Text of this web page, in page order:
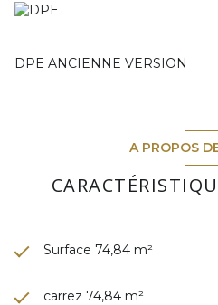
DPE ANCIENNE VERSION
A PROPOS
Surface 74,84 m²
carrez 74,84 m²